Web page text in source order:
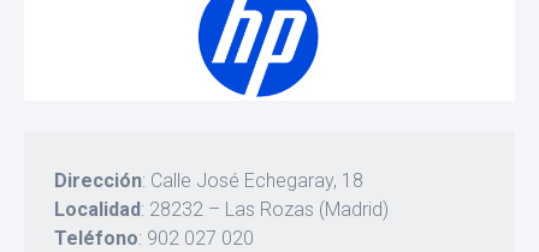
Dirección: Calle José Echegaray, 18
Localidad: 28232 – Las Rozas (Madrid)
Teléfono: 902 027 020